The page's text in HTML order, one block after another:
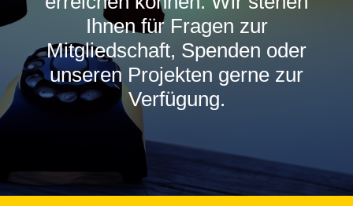
Ihnen für Fragen zur
Mitgliedschaft, Spenden oder
unseren Projekten gerne zur
Verfügung.